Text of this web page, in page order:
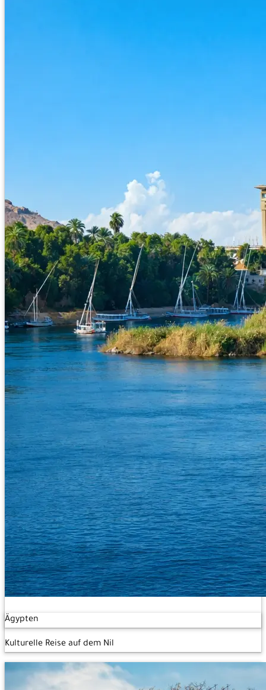
Ägypten
Kulturelle Reise auf dem Nil